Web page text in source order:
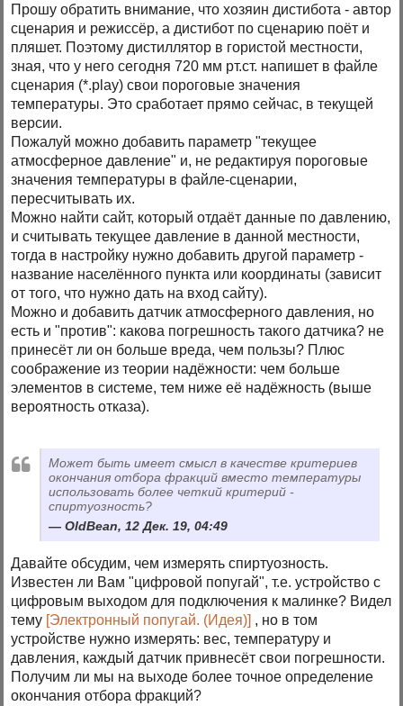
Прошу обратить внимание, что хозяин дистибота - автор
сценария и режиссёр, а дистибот по сценарию поёт и
пляшет. Поэтому дистиллятор в гористой местности,
зная, что у него сегодня 720 мм рт.ст. напишет в файле
сценария (*.play) свои пороговые значения
температуры. Это сработает прямо сейчас, в текущей
версии.
Пожалуй можно добавить параметр "текущее
атмосферное давление" и, не редактируя пороговые
значения температуры в файле-сценарии,
пересчитывать их.
Можно найти сайт, который отдаёт данные по давлению,
и считывать текущее давление в данной местности,
тогда в настройку нужно добавить другой параметр -
название населённого пункта или координаты (зависит
от того, что нужно дать на вход сайту).
Можно и добавить датчик атмосферного давления, но
есть и "против": какова погрешность такого датчика? не
принесёт ли он больше вреда, чем пользы? Плюс
соображение из теории надёжности: чем больше
элементов в системе, тем ниже её надёжность (выше
вероятность отказа).
Может быть имеет смысл в качестве критериев
окончания отбора фракций вместо температуры
использовать более четкий критерий -
спиртуозность?
OldBean, 12 Дек. 19, 04:49
Давайте обсудим, чем измерять спиртуозность.
Известен ли Вам "цифровой попугай", т.е. устройство с
цифровым выходом для подключения к малинке? Видел
тему [Электронный попугай. (Идея)] , но в том
устройстве нужно измерять: вес, температуру и
давления, каждый датчик привнесёт свои погрешности.
Получим ли мы на выходе более точное определение
окончания отбора фракций?